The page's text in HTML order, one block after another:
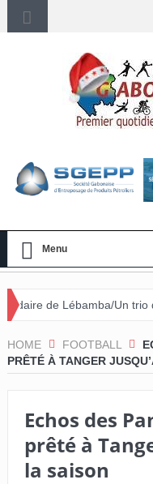
Menu
Un trio de la GR maître
HOME FOOTBALL
PRÊTÉ À TANGER
Echos des
prêté à
la saison